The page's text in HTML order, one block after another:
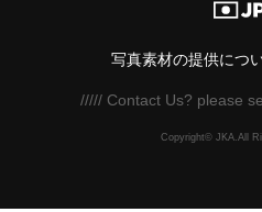
写真素材の提供につ
///// Contact Us? please
Copyright© JKA.All